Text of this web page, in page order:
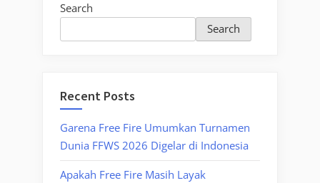
Search
Search
Recent Posts
Garena Free Fire Umumkan Turnamen
Dunia FFWS 2026 Digelar di Indonesia
Apakah Free Fire Masih Layak